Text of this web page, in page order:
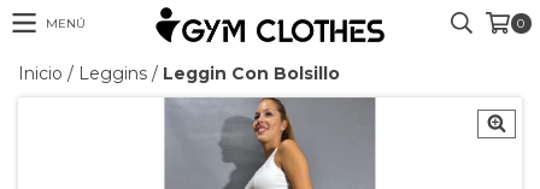
MENÚ 0
Inicio / Leggins / Leggin Con Bolsillo